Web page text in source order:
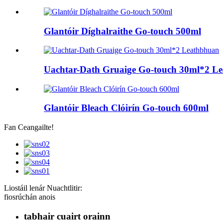
Glantóir Díghalraithe Go-touch 500ml
Uachtar-Dath Gruaige Go-touch 30ml*2
Glantóir Bleach Clóirín Go-touch 600ml
Fan Ceangailte!
Liostáil lenár Nuachtlitir:
fiosrúchán anois
tabhair cuairt orainn